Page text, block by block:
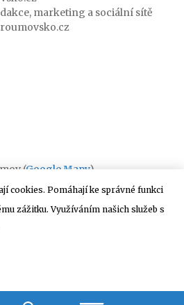
marketing a sociální sítě
(Google Mapy)
cookies. Pomáhají ke správné funkci
zážitku. Využíváním našich služeb s